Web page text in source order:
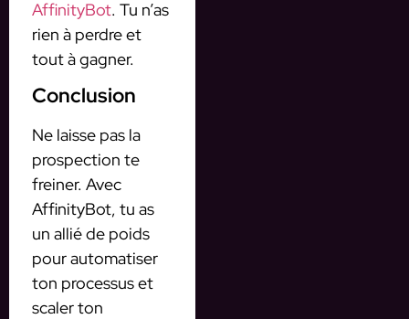
AffinityBot. Tu n’as
rien à perdre et
tout à gagner.
Conclusion
Ne laisse pas la
prospection te
freiner. Avec
AffinityBot, tu as
un allié de poids
pour automatiser
ton processus et
scaler ton